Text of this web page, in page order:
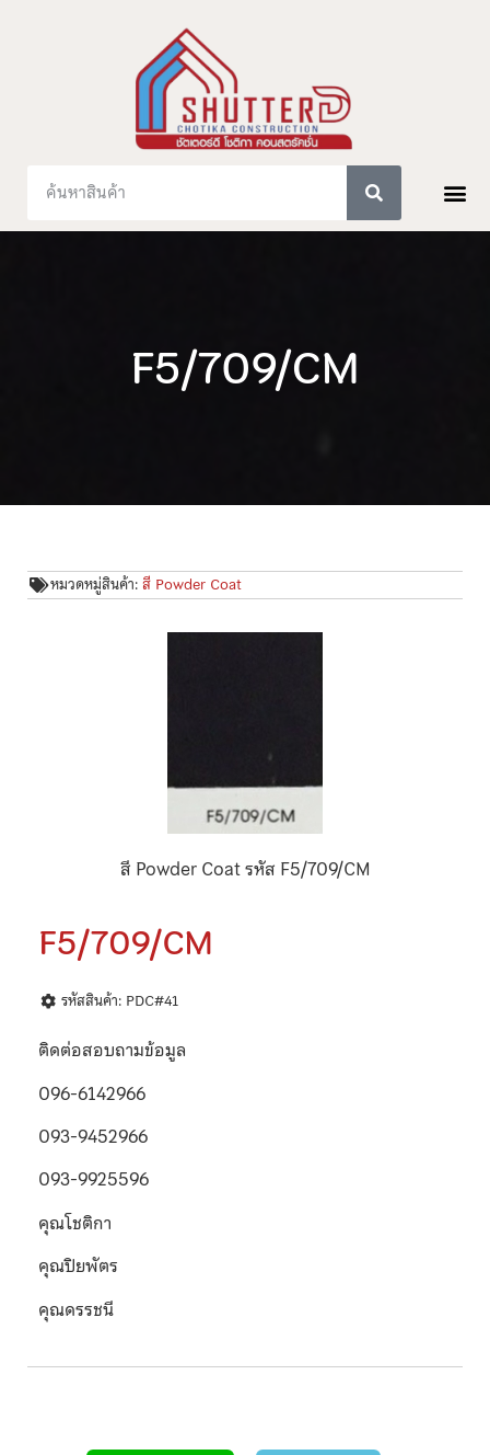
F5/709/CM
หมวดหมู่สินค้า:สี Powder Coat
สี Powder Coat รหัส F5/709/CM
F5/709/CM
รหัสสินค้า: PDC#41
ติดต่อสอบถามข้อมูล
096-6142966
093-9452966
093-9925596
คุณโชติกา
คุณปิยพัตร
คุณดรรชนี